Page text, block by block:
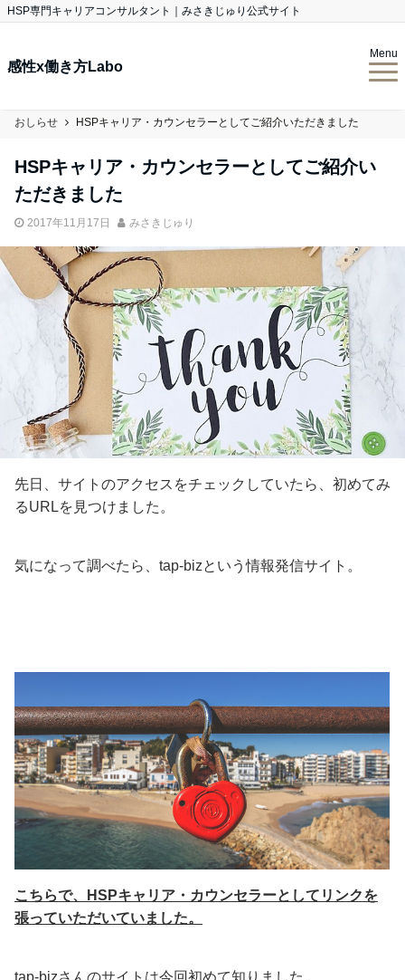
HSP専門キャリアコンサルタント｜みさきじゅり公式サイト
感性x働き方Labo
Menu
おしらせ HSPキャリア・カウンセラーとしてご紹介いただきました
HSPキャリア・カウンセラーとしてご紹介い
ただきました
2017年11月17日 みさきじゅり
先日、サイトのアクセスをチェックしていたら、初めてみ
るURLを見つけました。
気になって調べたら、tap-bizという情報発信サイト。
こちらで、HSPキャリア・カウンセラーとしてリンクを
張っていただいていました。
tap-bizさんのサイトは今回初めて知りました。